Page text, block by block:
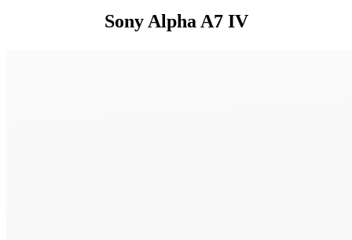
Sony Alpha A7 IV